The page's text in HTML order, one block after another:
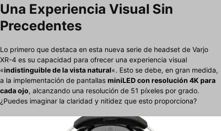
Una Experiencia Visual Sin
Precedentes
Lo primero que destaca en esta nueva serie de headset de Varjo
XR-4 es su capacidad para ofrecer una experiencia visual
«indistinguible de la vista natural«. Esto se debe, en gran medida,
a la implementación de pantallas miniLED con resolución 4K para
cada ojo, alcanzando una resolución de 51 píxeles por grado.
¿Puedes imaginar la claridad y nitidez que esto proporciona?